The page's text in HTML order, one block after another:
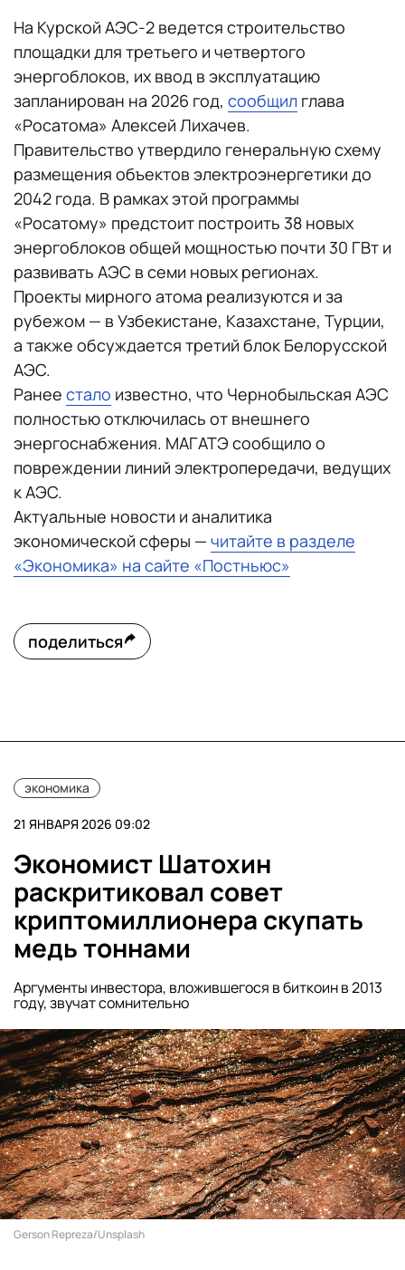
На Курской АЭС-2 ведется строительство
площадки для третьего и четвертого
энергоблоков, их ввод в эксплуатацию
запланирован на 2026 год, сообщил глава
«Росатома» Алексей Лихачев.
Правительство утвердило генеральную схему
размещения объектов электроэнергетики до
2042 года. В рамках этой программы
«Росатому» предстоит построить 38 новых
энергоблоков общей мощностью почти 30 ГВт и
развивать АЭС в семи новых регионах.
Проекты мирного атома реализуются и за
рубежом — в Узбекистане, Казахстане, Турции,
а также обсуждается третий блок Белорусской
АЭС.
Ранее стало известно, что Чернобыльская АЭС
полностью отключилась от внешнего
энергоснабжения. МАГАТЭ сообщило о
повреждении линий электропередачи, ведущих
к АЭС.
Актуальные новости и аналитика
экономической сферы — читайте в разделе
«Экономика» на сайте «Постньюс»
поделиться
экономика
21 ЯНВАРЯ 2026 09:02
Экономист Шатохин
раскритиковал совет
криптомиллионера скупать
медь тоннами
Аргументы инвестора, вложившегося в биткоин в 2013
году, звучат сомнительно
Gerson Repreza/Unsplash